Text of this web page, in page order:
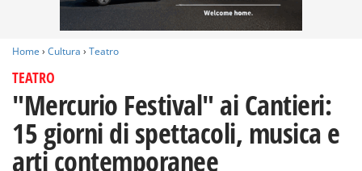
Home › Cultura › Teatro
TEATRO
"Mercurio Festival" ai Cantieri:
15 giorni di spettacoli, musica e
arti contemporanee